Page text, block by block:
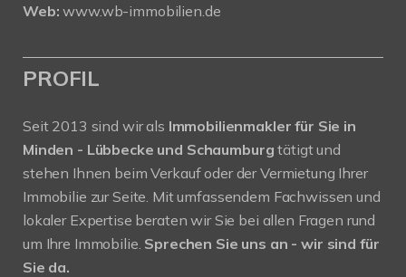
Web: www.wb-immobilien.de
PROFIL
Seit 2013 sind wir als Immobilienmakler für Sie in
Minden - Lübbecke und Schaumburgtätigt und
stehen Ihnen beim Verkauf oder der Vermietung Ihrer
Immobilie zur Seite. Mit umfassendem Fachwissen und
lokaler Expertise beraten wir Sie bei allen Fragen rund
um Ihre Immobilie. Sprechen Sie uns an - wir sind für
Sie da.